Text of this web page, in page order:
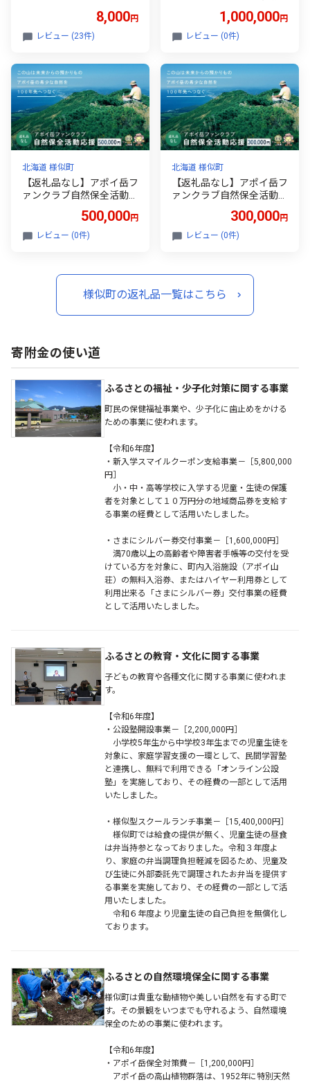
海産物 海鮮 冷凍 ボイル お
せち オオズワイガニ crab
8,000円
レビュー (23件)
1,000,000円
レビュー (0件)
北海道 様似町
【返礼品なし】アポイ岳フ
ァンクラブ自然保全活動応
500,000円
レビュー (0件)
北海道 様似町
【返礼品なし】アポイ岳フ
ァンクラブ自然保全活動応
300,000円
レビュー (0件)
様似町の返礼品一覧はこちら
寄附金の使い道
ふるさとの福祉・少子化対策に関する事業
町民の保健福祉事業や、少子化に歯止めをかける
ための事業に使われます。
【令和6年度】
・新入学スマイルクーポン支給事業－［5,800,000
円］
小・中・高等学校に入学する児童・生徒の保護
者を対象として１０万円分の地域商品券を支給す
る事業の経費として活用いたしました。
・さまにシルバー券交付事業－［1,600,000円］
満70歳以上の高齢者や障害者手帳等の交付を受
けている方を対象に、町内入浴施設（アポイ山
荘）の無料入浴券、またはハイヤー利用券として
利用出来る「さまにシルバー券」交付事業の経費
として活用いたしました。
ふるさとの教育・文化に関する事業
子どもの教育や各種文化に関する事業に使われま
す。
【令和6年度】
・公設塾開設事業－［2,200,000円］
小学校5年生から中学校3年生までの児童生徒を
対象に、家庭学習支援の一環として、民間学習塾
と連携し、無料で利用できる「オンライン公設
塾」を実施しており、その経費の一部として活用
いたしました。
・様似型スクールランチ事業－［15,400,000円］
様似町では給食の提供が無く、児童生徒の昼食
は弁当持参となっておりました。令和３年度よ
り、家庭の弁当調理負担軽減を図るため、児童及
び生徒に外部委託先で調理されたお弁当を提供す
る事業を実施しており、その経費の一部として活
用いたしました。
令和６年度より児童生徒の自己負担を無償化し
ております。
ふるさとの自然環境保全に関する事業
様似町は貴重な動植物や美しい自然を有する町で
す。その景観をいつまでも守れるよう、自然環境
保全のための事業に使われます。
【令和6年度】
・アポイ岳保全対策費－［1,200,000円］
アポイ岳の高山植物群落は、1952年に特別天然